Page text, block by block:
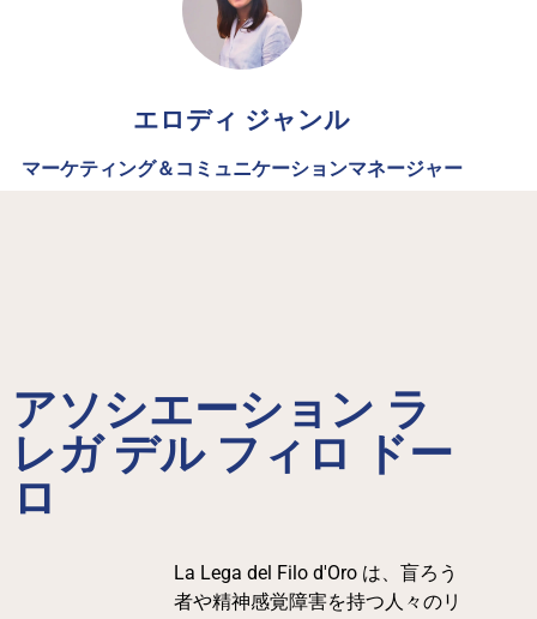
エロディ ジャンル
マーケティング＆コミュニケーションマネージャー
アソシエーション ラ
レガ デル フィロ ドー
ロ
La Lega del Filo d'Oro は、盲ろう
者や精神感覚障害を持つ人々のリ